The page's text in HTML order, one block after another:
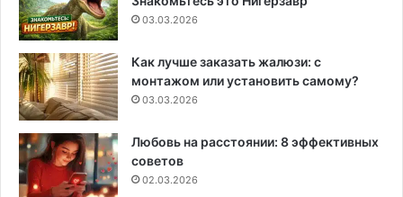
03.03.2026
Как лучше заказать жалюзи: с
монтажом или установить самому?
03.03.2026
Любовь на расстоянии: 8 эффективных
советов
02.03.2026